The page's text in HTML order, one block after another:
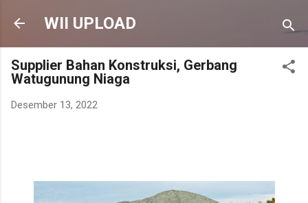
Langsung ke konten utama
WII UPLOAD
Supplier Bahan Konstruksi, Gerbang
Watugunung Niaga
Desember 13, 2022